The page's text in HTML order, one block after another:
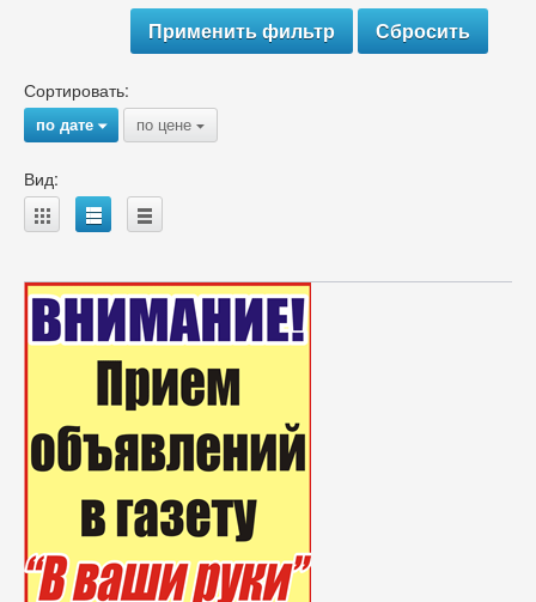
Сортировать:
по дате{ по цене {
Вид:
A B C